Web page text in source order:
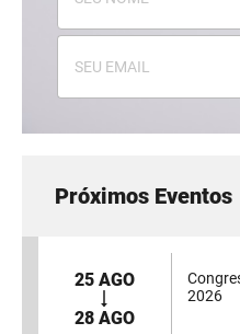
Próximos Eventos
25 AGO
28 AGO
2026